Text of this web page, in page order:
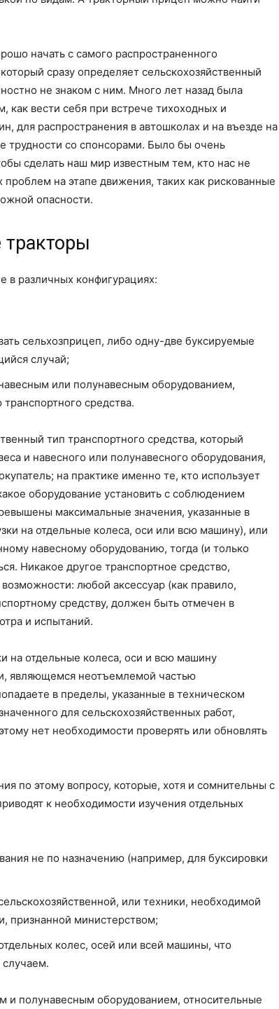
обслуживание
начать с самого распространенного
сразу определяет сельскохозяйственный
не знаком с ним. Много лет назад была
как вести себя при встрече тихоходных и
для распространения в автошколах и на въезде на
трудности со спонсорами. Было бы очень
сделать наш мир известным тем, кто нас не
на этапе движения, таких как рискованные
опасности.
тракторы
в различных конфигурациях:
сельхозприцеп, либо одну-две буксируемые
случай;
или полунавесным оборудованием,
средства.
тип транспортного средства, который
и навесного или полунавесного оборудования,
на практике именно те, кто использует
оборудование установить с соблюдением
максимальные значения, указанные в
на отдельные колеса, оси или всю машину), или
навесному оборудованию, тогда (и только
Никакое другое транспортное средство,
любой аксессуар (как правило,
средству, должен быть отмечен в
и испытаний.
на отдельные колеса, оси и всю машину
являющемся неотъемлемой частью
в пределы, указанные в техническом
для сельскохозяйственных работ,
нет необходимости проверять или обновлять
по этому вопросу, которые, хотя и сомнительны с
к необходимости изучения отдельных
не по назначению (например, для буксировки
или техники, необходимой
признанной министерством;
колес, осей или всей машины, что
и полунавесным оборудованием, относительные